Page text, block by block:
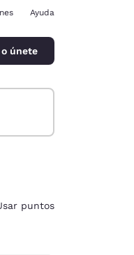
Ayuda
únete
puntos